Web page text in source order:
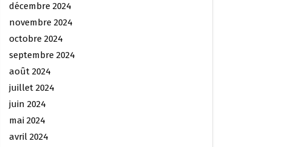
décembre 2024
novembre 2024
octobre 2024
septembre 2024
août 2024
juillet 2024
juin 2024
mai 2024
avril 2024